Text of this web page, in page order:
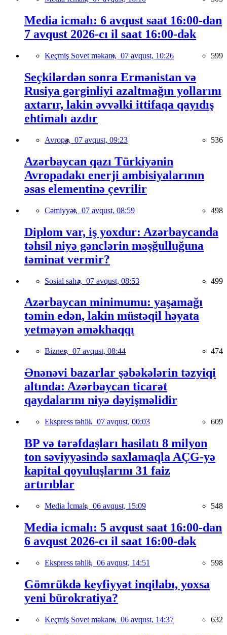
Media icmalı: 6 avqust saat 16:00-dan
7 avqust 2026-cı il saat 16:00-dək
Keçmiş Sovet məkanı, 07 avqust, 10:26 599
Seçkilərdən sonra Ermənistan və
Rusiya gərginliyi azaltmağın yollarını
axtarır, lakin əvvəlki ittifaqa qayıdış
ehtimalı azdır
Avropa, 07 avqust, 09:23 536
Azərbaycan qazı Türkiyənin
Avropadakı enerji ambisiyalarının
əsas elementinə çevrilir
Cəmiyyət, 07 avqust, 08:59 498
Diplom var, iş yoxdur: Azərbaycanda
təhsil niyə gənclərin məşğulluğuna
təminat vermir?
Sosial sahə, 07 avqust, 08:53 499
Azərbaycan minimumu: yaşamağı
təmin edən, lakin müstəqil həyata
yetməyən əməkhaqqı
Biznes, 07 avqust, 08:44 474
Ənənəvi bazarlar şəbəkələrin təzyiqi
altında: Azərbaycan ticarət
qaydalarını niyə dəyişməlidir
Ekspress təhlil, 07 avqust, 00:03 609
BP və tərəfdaşları hasilatı 8 milyon
ton səviyyəsində saxlamaqla AÇG-yə
kapital qoyuluşlarını 31 faiz
artırıblar
Media İcmalı, 06 avqust, 15:09 548
Media icmalı: 5 avqust saat 16:00-dan
6 avqust 2026-cı il saat 16:00-dək
Ekspress təhlil, 06 avqust, 14:51 598
Gömrükdə keyfiyyət inqilabı, yoxsa
yeni bürokratiya?
Keçmiş Sovet məkanı, 06 avqust, 14:37 632